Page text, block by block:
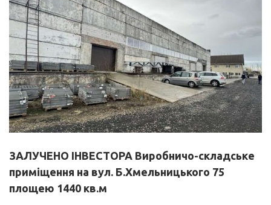
ЗАЛУЧЕНО ІНВЕСТОРА Виробничо-складське
приміщення на вул. Б.Хмельницького 75
площею 1440 кв.м